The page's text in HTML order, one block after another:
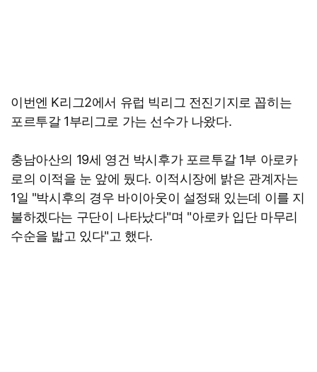
이번엔 K리그2에서 유럽 빅리그 전진기지로 꼽히는
포르투갈 1부리그로 가는 선수가 나왔다.
충남아산의 19세 영건 박시후가 포르투갈 1부 아로카
로의 이적을 눈 앞에 뒀다. 이적시장에 밝은 관계자는
1일 "박시후의 경우 바이아웃이 설정돼 있는데 이를 지
불하겠다는 구단이 나타났다"며 "아로카 입단 마무리
수순을 밟고 있다"고 했다.